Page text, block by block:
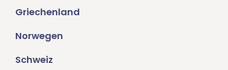
Griechenland
Norwegen
Schweiz